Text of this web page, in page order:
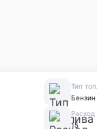
Тип
Бензин
15